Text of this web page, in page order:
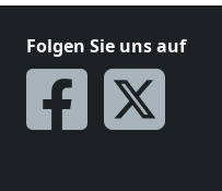
Folgen Sie uns auf